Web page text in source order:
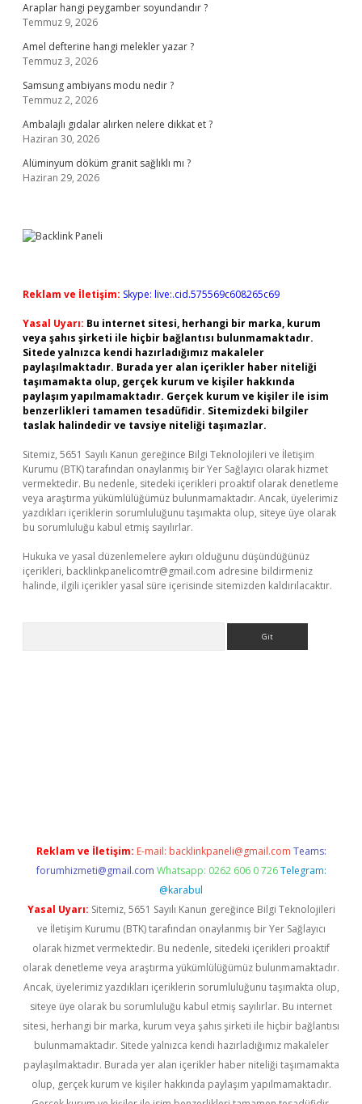
Araplar hangi peygamber soyundandır ?
Temmuz 9, 2026
Amel defterine hangi melekler yazar ?
Temmuz 3, 2026
Samsung ambiyans modu nedir ?
Temmuz 2, 2026
Ambalajlı gıdalar alırken nelere dikkat et ?
Haziran 30, 2026
Alüminyum döküm granit sağlıklı mı ?
Haziran 29, 2026
Reklam ve İletişim: Skype: live:.cid.575569c608265c69
Yasal Uyarı: Bu internet sitesi, herhangi bir marka, kurum
veya şahıs şirketi ile hiçbir bağlantısı bulunmamaktadır.
Sitede yalnızca kendi hazırladığımız makaleler
paylaşılmaktadır. Burada yer alan içerikler haber niteliği
taşımamakta olup, gerçek kurum ve kişiler hakkında
paylaşım yapılmamaktadır. Gerçek kurum ve kişiler ile isim
benzerlikleri tamamen tesadüfidir. Sitemizdeki bilgiler
taslak halindedir ve tavsiye niteliği taşımazlar.
Sitemiz, 5651 Sayılı Kanun gereğince Bilgi Teknolojileri ve İletişim
Kurumu (BTK) tarafından onaylanmış bir Yer Sağlayıcı olarak hizmet
vermektedir. Bu nedenle, sitedeki içerikleri proaktif olarak denetleme
veya araştırma yükümlülüğümüz bulunmamaktadır. Ancak, üyelerimiz
yazdıkları içeriklerin sorumluluğunu taşımakta olup, siteye üye olarak
bu sorumluluğu kabul etmiş sayılırlar.
Hukuka ve yasal düzenlemelere aykırı olduğunu düşündüğünüz
içerikleri, backlinkpanelicomtr@gmail.com adresine bildirmeniz
halinde, ilgili içerikler yasal süre içerisinde sitemizden kaldırılacaktır.
Reklam ve İletişim: E-mail: backlinkpaneli@gmail.com Teams:
forumhizmeti@gmail.com Whatsapp: 0262 606 0 726 Telegram:
@karabul
Yasal Uyarı: Sitemiz, 5651 Sayılı Kanun gereğince Bilgi Teknolojileri
ve İletişim Kurumu (BTK) tarafından onaylanmış bir Yer Sağlayıcı
olarak hizmet vermektedir. Bu nedenle, sitedeki içerikleri proaktif
olarak denetleme veya araştırma yükümlülüğümüz bulunmamaktadır.
Ancak, üyelerimiz yazdıkları içeriklerin sorumluluğunu taşımakta olup,
siteye üye olarak bu sorumluluğu kabul etmiş sayılırlar. Bu internet
sitesi, herhangi bir marka, kurum veya şahıs şirketi ile hiçbir bağlantısı
bulunmamaktadır. Sitede yalnızca kendi hazırladığımız makaleler
paylaşılmaktadır. Burada yer alan içerikler haber niteliği taşımamakta
olup, gerçek kurum ve kişiler hakkında paylaşım yapılmamaktadır.